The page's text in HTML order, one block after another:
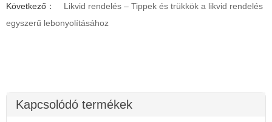
Következő：
Likvid rendelés – Tippek és trükkök a likvid rendelés
egyszerű lebonyolításához
Kapcsolódó termékek